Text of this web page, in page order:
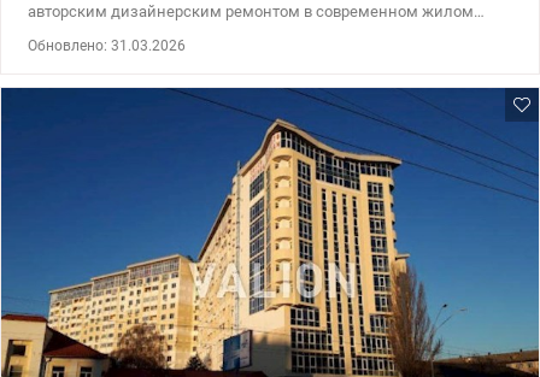
авторским дизайнерским ремонтом в современном жилом
Обновлено: 31.03.2026